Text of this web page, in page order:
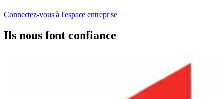
Connectez-vous à l'espace entreprise
Ils nous font confiance